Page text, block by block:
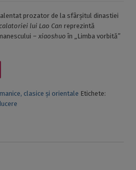
prozator de la sfârșitul dinastiei
lui Lao Can reprezintă
– xiaoshuo în „Limba vorbită”
clasice și orientale Etichete: